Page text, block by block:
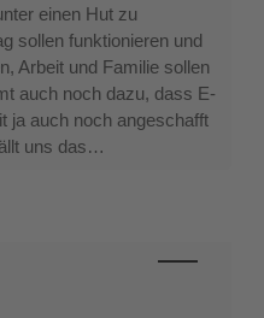
einen Hut zu
sollen funktionieren und
Arbeit und Familie sollen
auch noch dazu, dass E‐
ja auch noch angeschafft
uns das…